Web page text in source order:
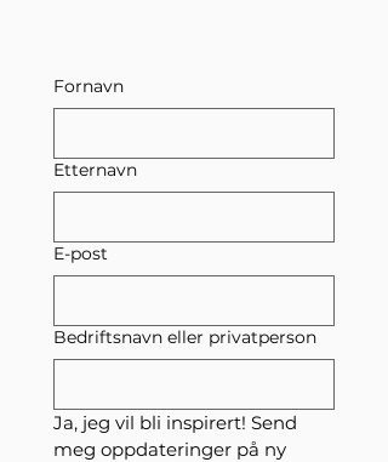
Fornavn
Etternavn
E-post
Bedriftsnavn eller privatperson
Ja, jeg vil bli inspirert! Send
meg oppdateringer på ny